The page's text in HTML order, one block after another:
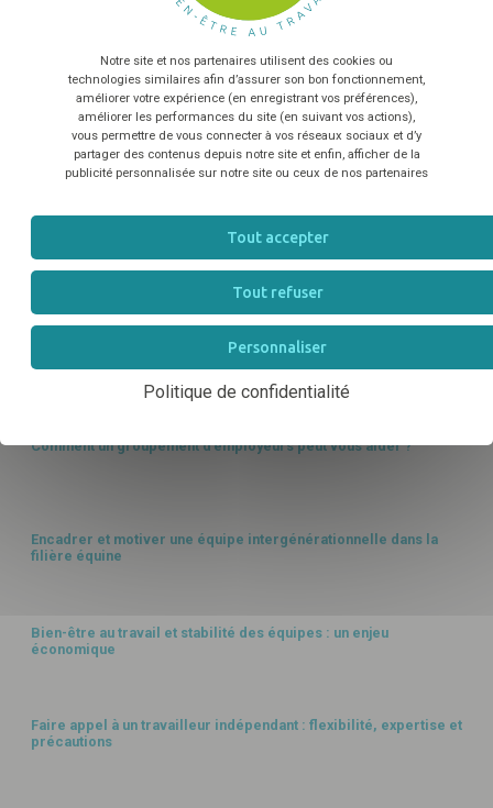
GESTION HUMAINE
Les accidents dans la filière équine
GESTION HUMAINE
Recruter un apprenti : comprendre les enjeux et les bénéfices
Améliorer la Relation Humain-Cheval en Filière Équine
GESTION HUMAINE
Gestion de parcours pro : "Les ancres de carrières"
GESTION HUMAINE
Comment un groupement d’employeurs peut vous aider ?
Encadrer et motiver une équipe intergénérationnelle dans la
filière équine
Bien-être au travail et stabilité des équipes : un enjeu
économique
Faire appel à un travailleur indépendant : flexibilité, expertise et
précautions
relation commerciale qui peut en découler
TÉLÉCHARGER
Notre site et nos partenaires utilisent des cookies ou
technologies similaires afin d’assurer son bon fonctionnement,
améliorer votre expérience (en enregistrant vos préférences),
améliorer les performances du site (en suivant vos actions),
vous permettre de vous connecter à vos réseaux sociaux et d’y
partager des contenus depuis notre site et enfin, afficher de la
publicité personnalisée sur notre site ou ceux de nos partenaires
Tout accepter
Tout refuser
Personnaliser
Politique de confidentialité